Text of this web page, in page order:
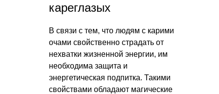
кареглазых
В связи с тем, что людям с карими
очами свойственно страдать от
нехватки жизненной энергии, им
необходима защита и
энергетическая подпитка. Такими
свойствами обладают магические